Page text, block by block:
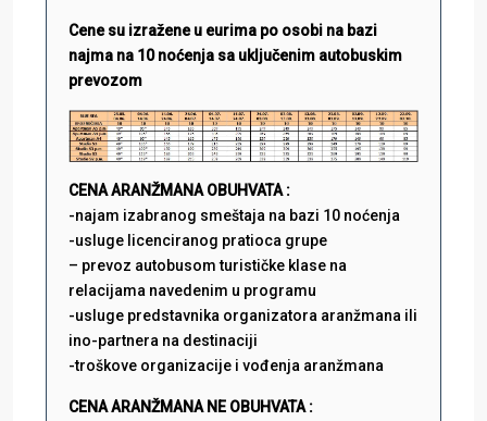
Cene su izražene u eurima po osobi na bazi
najma na 10 noćenja sa uključenim autobuskim
prevozom
CENA ARANŽMANA OBUHVATA :
-najam izabranog smeštaja na bazi 10 noćenja
-usluge licenciranog pratioca grupe
– prevoz autobusom turističke klase na
relacijama navedenim u programu
-usluge predstavnika organizatora aranžmana ili
ino-partnera na destinaciji
-troškove organizacije i vođenja aranžmana
CENA ARANŽMANA NE OBUHVATA :